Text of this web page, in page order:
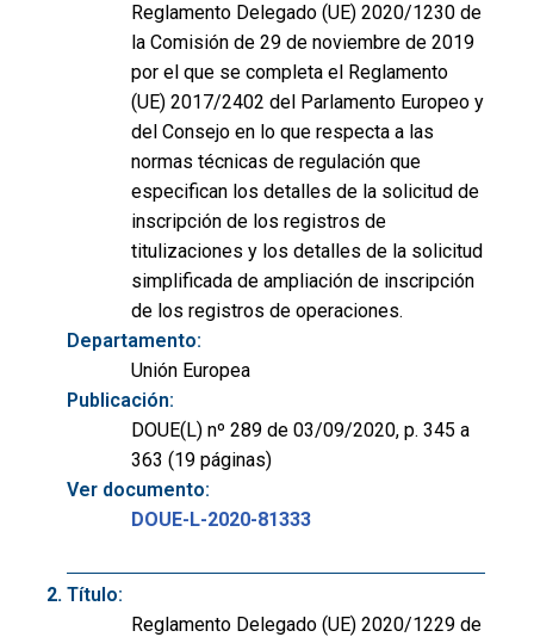
Reglamento Delegado (UE) 2020/1230 de
la Comisión de 29 de noviembre de 2019
por el que se completa el Reglamento
(UE) 2017/2402 del Parlamento Europeo y
del Consejo en lo que respecta a las
normas técnicas de regulación que
especifican los detalles de la solicitud de
inscripción de los registros de
titulizaciones y los detalles de la solicitud
simplificada de ampliación de inscripción
de los registros de operaciones.
Departamento:
Unión Europea
Publicación:
DOUE(L) nº 289 de 03/09/2020, p. 345 a
363 (19 páginas)
Ver documento:
DOUE-L-2020-81333
Título:
Reglamento Delegado (UE) 2020/1229 de